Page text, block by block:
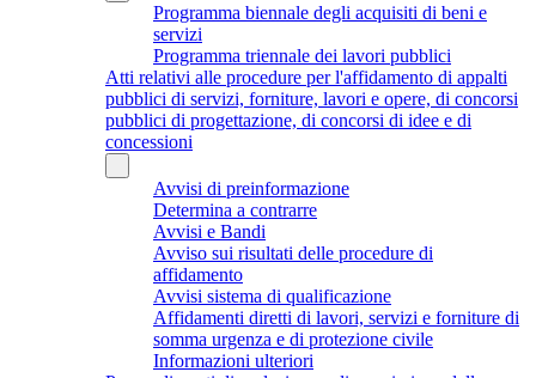
Programma biennale degli acquisiti di beni e
servizi
Programma triennale dei lavori pubblici
Atti relativi alle procedure per l'affidamento di appalti
pubblici di servizi, forniture, lavori e opere, di concorsi
pubblici di progettazione, di concorsi di idee e di
concessioni
Avvisi di preinformazione
Determina a contrarre
Avvisi e Bandi
Avviso sui risultati delle procedure di
affidamento
Avvisi sistema di qualificazione
Affidamenti diretti di lavori, servizi e forniture di
somma urgenza e di protezione civile
Informazioni ulteriori